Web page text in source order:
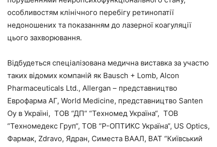
особливостям клінічного перебігу ретинопатії
недоношених та показанням до лазерної коагуляції
цього захворювання.
Відбудеться спеціалізована медична виставка за участю
таких відомих компаній як Bausсh + Lomb, Alcon
Pharmaceuticals Ltd., Allergan – представництво
Еврофарма АГ, World Medicine, представництво Santen
Oy в Україні, ТОВ “ДП“ “Техномед Україна“, ТОВ
“Техномедекс Груп“, ТОВ “Р-ОПТИКС Україна“, US Optics,
Фармак, Zdravo, Ядран, Симеста ВААЛ, ВАТ “Київський